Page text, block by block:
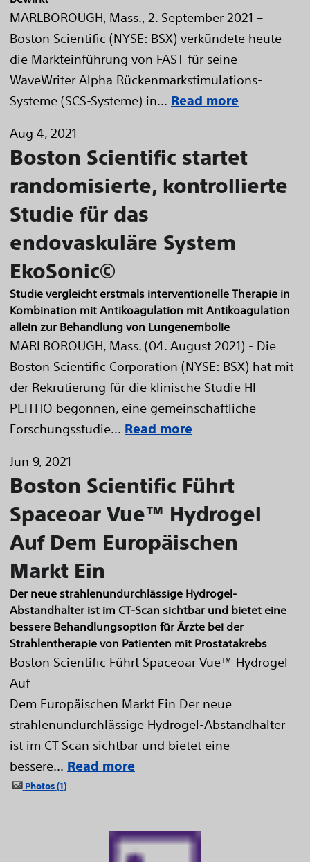
MARLBOROUGH, Mass., 2. September 2021 –
Boston Scientific (NYSE: BSX) verkündete heute
die Markteinführung von FAST für seine
WaveWriter Alpha Rückenmarkstimulations-
Systeme (SCS-Systeme) in... Read more
Aug 4, 2021
Boston Scientific startet
randomisierte, kontrollierte
Studie für das
endovaskuläre System
EkoSonic©
Studie vergleicht erstmals interventionelle Therapie in
Kombination mit Antikoagulation mit Antikoagulation
allein zur Behandlung von Lungenembolie
MARLBOROUGH, Mass. (04. August 2021) - Die
Boston Scientific Corporation (NYSE: BSX) hat mit
der Rekrutierung für die klinische Studie HI-
PEITHO begonnen, eine gemeinschaftliche
Forschungsstudie... Read more
Jun 9, 2021
Boston Scientific Führt
Spaceoar Vue™ Hydrogel
Auf Dem Europäischen
Markt Ein
Der neue strahlenundurchlässige Hydrogel-
Abstandhalter ist im CT-Scan sichtbar und bietet eine
bessere Behandlungsoption für Ärzte bei der
Strahlentherapie von Patienten mit Prostatakrebs
Boston Scientific Führt Spaceoar Vue™ Hydrogel
Auf
Dem Europäischen Markt Ein Der neue
strahlenundurchlässige Hydrogel-Abstandhalter
ist im CT-Scan sichtbar und bietet eine
bessere... Read more
Photos 1